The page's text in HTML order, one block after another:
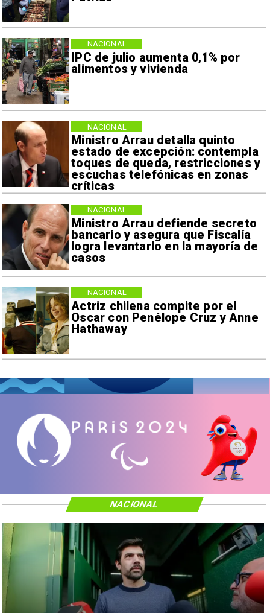
IPC de julio aumenta 0,1% por
alimentos y vivienda
NACIONAL
Ministro Arrau detalla quinto
estado de excepción: contempla
toques de queda, restricciones y
escuchas telefónicas en zonas
críticas
NACIONAL
Ministro Arrau defiende secreto
bancario y asegura que Fiscalía
logra levantarlo en la mayoría de
casos
NACIONAL
Actriz chilena compite por el
Oscar con Penélope Cruz y Anne
Hathaway
NACIONAL
NACIONAL